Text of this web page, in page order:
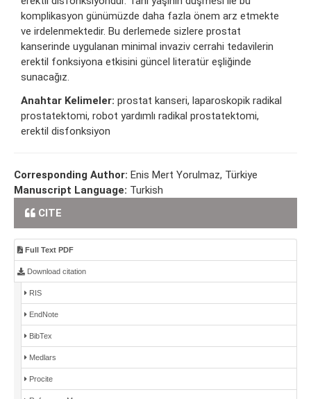
komplikasyon günümüzde daha fazla önem arz etmekte
ve irdelenmektedir. Bu derlemede sizlere prostat
kanserinde uygulanan minimal invaziv cerrahi tedavilerin
erektil fonksiyona etkisini güncel literatür eşliğinde
sunacağız.
Anahtar Kelimeler: prostat kanseri, laparoskopik radikal
prostatektomi, robot yardımlı radikal prostatektomi,
erektil disfonksiyon
Corresponding Author: Enis Mert Yorulmaz, Türkiye
Manuscript Language: Turkish
CITE
Full Text PDF
Download citation
RIS
EndNote
BibTex
Medlars
Procite